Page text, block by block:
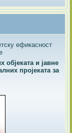
ефикасност
и јавне
пројеката за